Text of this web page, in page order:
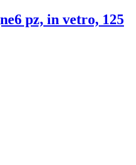
6 pz, in vetro, 125